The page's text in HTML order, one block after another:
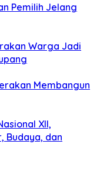
Pemilih Jelang
Warga Jadi
Membangun
XII,
Budaya, dan